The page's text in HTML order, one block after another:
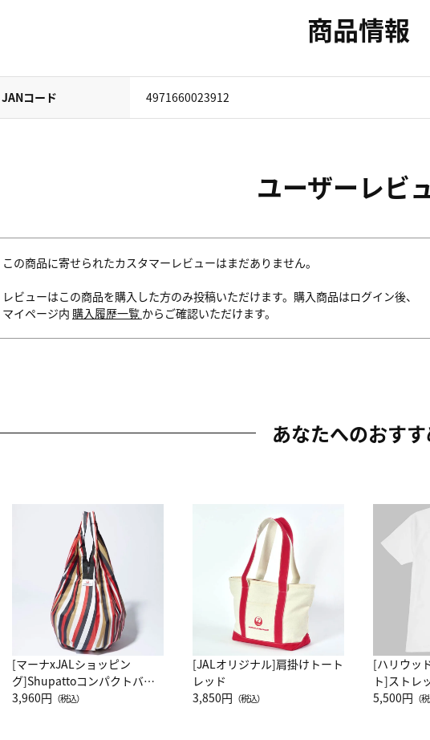
商品情報
JANコード 4971660023912
ユーザーレビ
この商品に寄せられたカスタマーレビューはまだありません。
レビューはこの商品を購入した方のみ投稿いただけます。購入商品はログイン後、
マイページ内 購入履歴一覧 からご確認いただけます。
あなたへのおす
[マーナxJALショッピン
グ]Shupattoコンパクトバッ
グ Drop JAL客室乗務員
3,960円 （税込）
[JALオリジナル]肩掛けトート
レッド
3,850円 （税込）
[ハリウッ
ト]ストレ
ーネック
5,500円 （